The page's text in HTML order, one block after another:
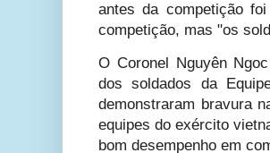
antes da competição
competição, mas "os
O Coronel Nguyên
dos soldados da
demonstraram bravura
equipes do exército
bom desempenho em